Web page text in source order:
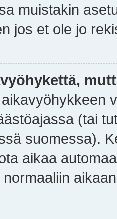
muistakin
jos et ole jo
(tai
suomessa).
aikaa
normaaliin